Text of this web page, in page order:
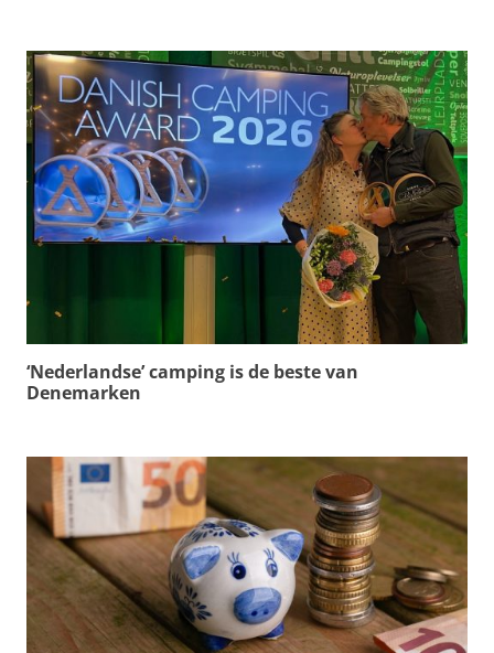
‘Nederlandse’ camping is de beste van
Denemarken